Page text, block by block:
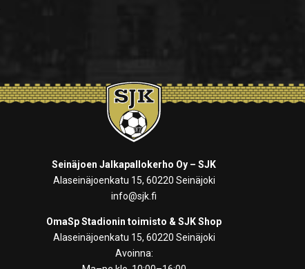
Seinäjoen Jalkapallokerho Oy – SJK
Alaseinäjoenkatu 15, 60220 Seinäjoki
info@sjk.fi
OmaSp Stadionin toimisto & SJK Shop
Alaseinäjoenkatu 15, 60220 Seinäjoki
Avoinna: